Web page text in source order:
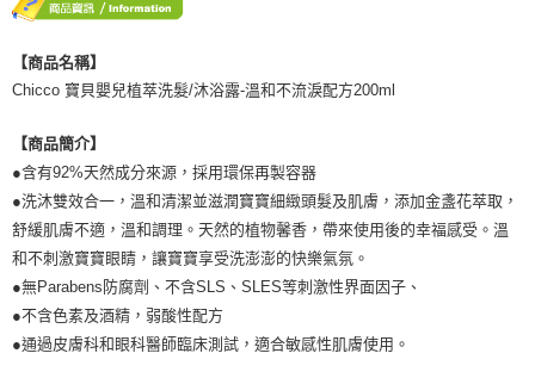
【商品名稱】
Chicco 寶貝嬰兒植萃洗髮/沐浴露-溫和不流淚配方200ml
【商品簡介】
●含有92%天然成分來源，採用環保再製容器
●洗沐雙效合一，溫和清潔並滋潤寶寶細緻頭髮及肌膚，添加金盞花萃取，
舒緩肌膚不適，溫和調理。天然的植物馨香，帶來使用後的幸福感受。溫
和不刺激寶寶眼睛，讓寶寶享受洗澎澎的快樂氣氛。
●無Parabens防腐劑、不含SLS、SLES等刺激性界面因子、
●不含色素及酒精，弱酸性配方
●通過皮膚科和眼科醫師臨床測試，適合敏感性肌膚使用。